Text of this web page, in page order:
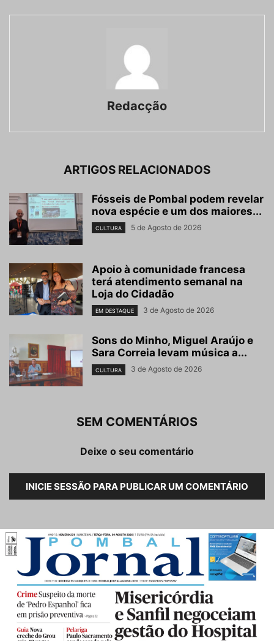
Redacção
ARTIGOS RELACIONADOS
Fósseis de Pombal podem revelar
nova espécie e um dos maiores...
CULTURA 5 de Agosto de 2026
Apoio à comunidade francesa
terá atendimento semanal na
Loja do Cidadão
EM DESTAQUE 3 de Agosto de 2026
Sons do Minho, Miguel Araújo e
Sara Correia levam música a...
CULTURA 3 de Agosto de 2026
SEM COMENTÁRIOS
Deixe o seu comentário
INICIE SESSÃO PARA PUBLICAR UM COMENTÁRIO